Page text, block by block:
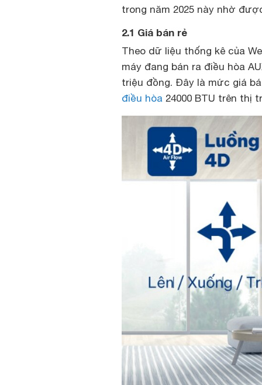
trong năm 2025 này nhờ
2.1 Giá bán rẻ
Theo dữ liệu thống kê của
máy đang bán ra điều hòa
triệu đồng. Đây là mức giá
điều hòa 24000 BTU trên thị